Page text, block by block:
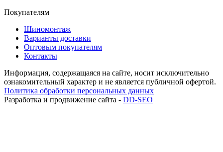
Покупателям
Шиномонтаж
Варианты доставки
Оптовым покупателям
Контакты
Информация, содержащаяся на сайте, носит исключительно
ознакомительный характер и не является публичной офертой.
Политика обработки персональных данных
Разработка и продвижение сайта - DD-SEO